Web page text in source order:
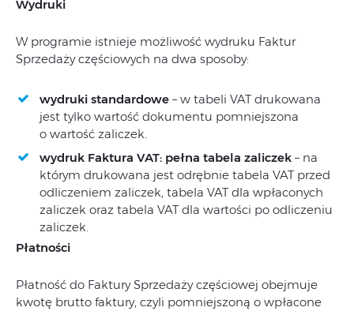
Wydruki
W programie istnieje możliwość wydruku Faktur
Sprzedaży częściowych na dwa sposoby:
wydruki standardowe – w tabeli VAT drukowana
jest tylko wartość dokumentu pomniejszona
o wartość zaliczek.
wydruk Faktura VAT: pełna tabela zaliczek – na
którym drukowana jest odrębnie tabela VAT przed
odliczeniem zaliczek, tabela VAT dla wpłaconych
zaliczek oraz tabela VAT dla wartości po odliczeniu
zaliczek.
Płatności
Płatność do Faktury Sprzedaży częściowej obejmuje
kwotę brutto faktury, czyli pomniejszoną o wpłacone